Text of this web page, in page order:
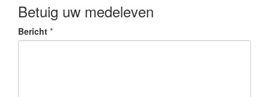
Betuig uw medeleven
Bericht *